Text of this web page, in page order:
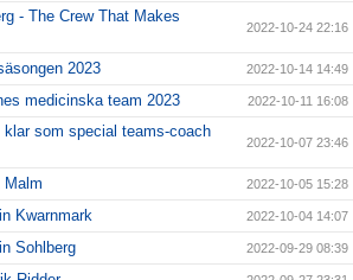
- The Crew That Makes
2022-10-24 22:16
2023 2022-10-14 14:49
medicinska team 2023 2022-10-11 16:08
klar som special teams-coach
2022-10-07 23:46
Malm 2022-10-05 15:28
Kwarnmark 2022-10-04 14:07
Sohlberg 2022-09-29 08:39